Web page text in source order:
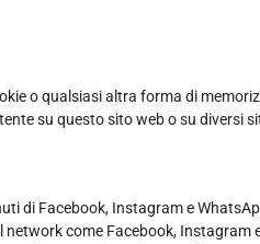
o qualsiasi altra forma di
su questo sito web o su diversi
di Facebook, Instagram e
network come Facebook,